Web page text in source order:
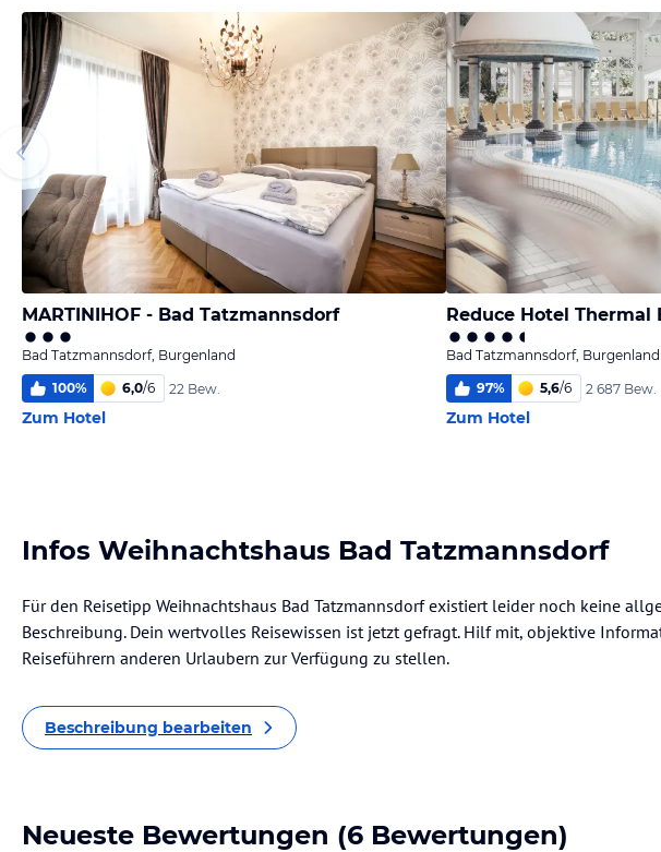
MARTINIHOF - Bad Tatzmannsdorf
Bad Tatzmannsdorf, Burgenland
100% 6,0/6 22 Bew.
Zum Hotel
Reduce Hotel Thermal
Bad Tatzmannsdorf, Burgenland
97% 5,6/6 2 687 Bew.
Zum Hotel
Infos Weihnachtshaus Bad Tatzmannsdorf
Für den Reisetipp Weihnachtshaus Bad Tatzmannsdorf existiert leider noch keine
Beschreibung. Dein wertvolles Reisewissen ist jetzt gefragt. Hilf mit, objektive
Reiseführern anderen Urlaubern zur Verfügung zu stellen.
Beschreibung bearbeiten
Neueste Bewertungen (6 Bewertungen)